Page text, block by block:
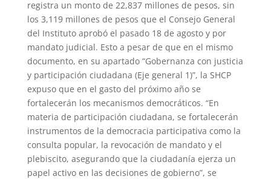
registra un monto de 22,837 millones de pesos, sin
los 3,119 millones de pesos que el Consejo General
del Instituto aprobó el pasado 18 de agosto y por
mandato judicial. Esto a pesar de que en el mismo
documento, en su apartado “Gobernanza con justicia
y participación ciudadana (Eje general 1)”, la SHCP
expuso que en el gasto del próximo año se
fortalecerán los mecanismos democráticos. “En
materia de participación ciudadana, se fortalecerán
instrumentos de la democracia participativa como la
consulta popular, la revocación de mandato y el
plebiscito, asegurando que la ciudadanía ejerza un
papel activo en las decisiones de gobierno”, se